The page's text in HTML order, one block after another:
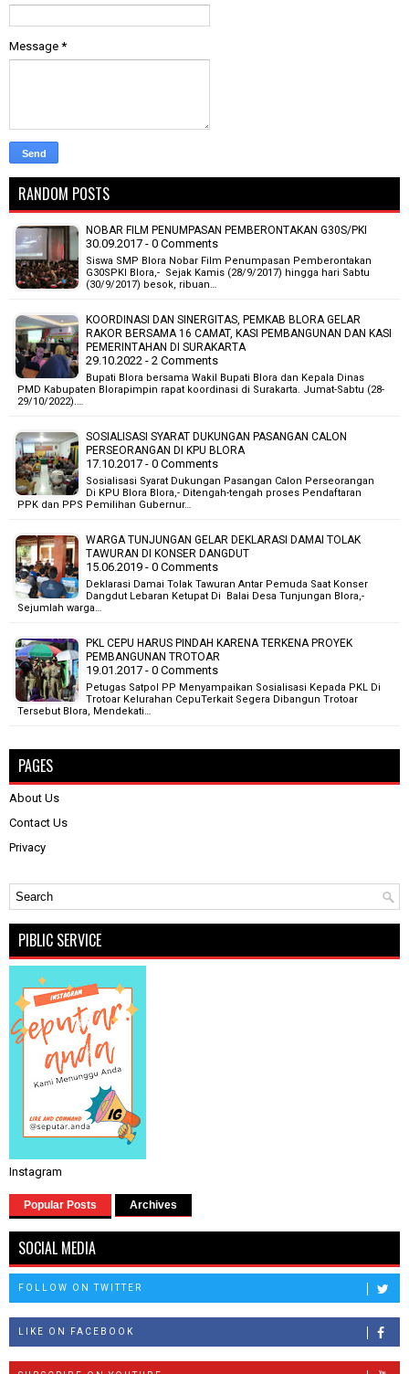
Message *
RANDOM POSTS
NOBAR FILM PENUMPASAN PEMBERONTAKAN G30S/PKI
30.09.2017 - 0 Comments
Siswa SMP Blora Nobar Film Penumpasan Pemberontakan
G30SPKI Blora,- Sejak Kamis (28/9/2017) hingga hari Sabtu
(30/9/2017) besok, ribuan…
KOORDINASI DAN SINERGITAS, PEMKAB BLORA GELAR
RAKOR BERSAMA 16 CAMAT, KASI PEMBANGUNAN DAN KASI
PEMERINTAHAN DI SURAKARTA
29.10.2022 - 2 Comments
Bupati Blora bersama Wakil Bupati Blora dan Kepala Dinas
PMD Kabupaten Blorapimpin rapat koordinasi di Surakarta. Jumat-Sabtu (28-
29/10/2022).…
SOSIALISASI SYARAT DUKUNGAN PASANGAN CALON
PERSEORANGAN DI KPU BLORA
17.10.2017 - 0 Comments
Sosialisasi Syarat Dukungan Pasangan Calon Perseorangan
Di KPU Blora Blora,- Ditengah-tengah proses Pendaftaran
PPK dan PPS Pemilihan Gubernur…
WARGA TUNJUNGAN GELAR DEKLARASI DAMAI TOLAK
TAWURAN DI KONSER DANGDUT
15.06.2019 - 0 Comments
Deklarasi Damai Tolak Tawuran Antar Pemuda Saat Konser
Dangdut Lebaran Ketupat Di Balai Desa Tunjungan Blora,-
Sejumlah warga…
PKL CEPU HARUS PINDAH KARENA TERKENA PROYEK
PEMBANGUNAN TROTOAR
19.01.2017 - 0 Comments
Petugas Satpol PP Menyampaikan Sosialisasi Kepada PKL Di
Trotoar Kelurahan CepuTerkait Segera Dibangun Trotoar
Tersebut Blora, Mendekati…
PAGES
About Us
Contact Us
Privacy
PIBLIC SERVICE
Instagram
Popular Posts Archives
SOCIAL MEDIA
FOLLOW ON TWITTER
LIKE ON FACEBOOK